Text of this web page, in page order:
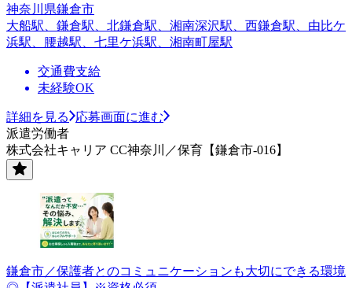
神奈川県鎌倉市
大船駅、鎌倉駅、北鎌倉駅、湘南深沢駅、西鎌倉駅、由比ケ
浜駅、腰越駅、七里ケ浜駅、湘南町屋駅
交通費支給
未経験OK
詳細を見る
応募画面に進む
派遣労働者
株式会社キャリア CC神奈川／保育【鎌倉市-016】
鎌倉市／保護者とのコミュニケーションも大切にできる環境